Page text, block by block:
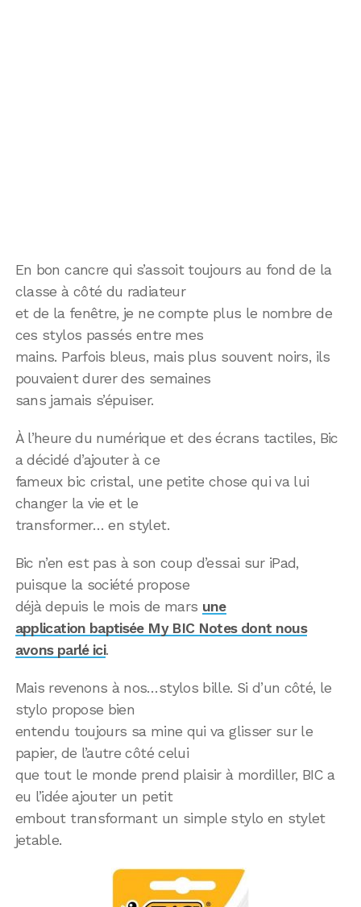
En bon cancre qui s’assoit toujours au fond de la
classe à côté du radiateur
et de la fenêtre, je ne compte plus le nombre de
ces stylos passés entre mes
mains. Parfois bleus, mais plus souvent noirs, ils
pouvaient durer des semaines
sans jamais s’épuiser.
À l’heure du numérique et des écrans tactiles, Bic
a décidé d’ajouter à ce
fameux bic cristal, une petite chose qui va lui
changer la vie et le
transformer… en stylet.
Bic n’en est pas à son coup d’essai sur iPad,
puisque la société propose
déjà depuis le mois de mars une
application baptisée My BIC Notes dont nous
avons parlé ici.
Mais revenons à nos…stylos bille. Si d’un côté, le
stylo propose bien
entendu toujours sa mine qui va glisser sur le
papier, de l’autre côté celui
que tout le monde prend plaisir à mordiller, BIC a
eu l’idée ajouter un petit
embout transformant un simple stylo en stylet
jetable.